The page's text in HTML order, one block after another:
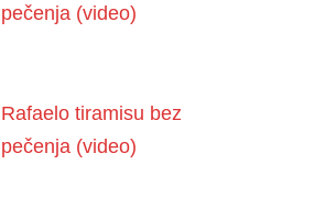
pečenja (video)
Rafaelo tiramisu bez
pečenja (video)